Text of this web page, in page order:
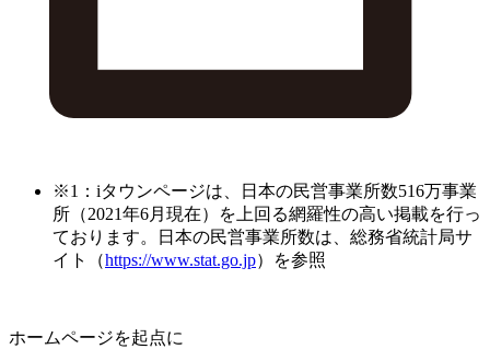
※1：iタウンページは、日本の民営事業所数516万事業
所（2021年6月現在）を上回る網羅性の高い掲載を行っ
ております。日本の民営事業所数は、総務省統計局サ
イト（https://www.stat.go.jp）を参照
ホームページを起点に